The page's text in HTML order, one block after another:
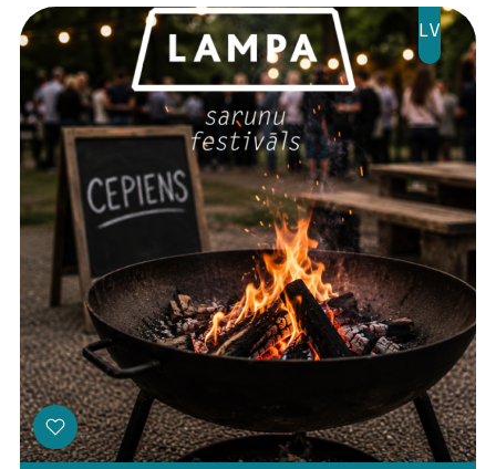
ThreadsFacebookYoutube
X Instagram
Flick TikTok
LV